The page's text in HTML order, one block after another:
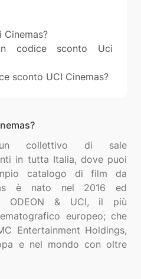
Cinemas?
codice sconto Uci
sconto UCI Cinemas?
collettivo di sale
in tutta Italia, dove puoi
catalogo di film da
è nato nel 2016 ed
ODEON & UCI, il più
europeo; che
Entertainment Holdings,
e nel mondo con oltre